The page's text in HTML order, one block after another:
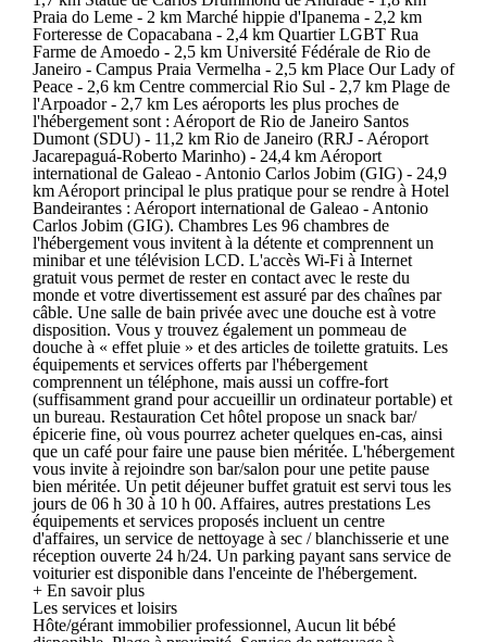
Praia do Leme - 2 km Marché hippie d'Ipanema - 2,2 km
Forteresse de Copacabana - 2,4 km Quartier LGBT Rua
Farme de Amoedo - 2,5 km Université Fédérale de Rio de
Janeiro - Campus Praia Vermelha - 2,5 km Place Our Lady of
Peace - 2,6 km Centre commercial Rio Sul - 2,7 km Plage de
l'Arpoador - 2,7 km Les aéroports les plus proches de
l'hébergement sont : Aéroport de Rio de Janeiro Santos
Dumont (SDU) - 11,2 km Rio de Janeiro (RRJ - Aéroport
Jacarepaguá-Roberto Marinho) - 24,4 km Aéroport
international de Galeao - Antonio Carlos Jobim (GIG) - 24,9
km Aéroport principal le plus pratique pour se rendre à Hotel
Bandeirantes : Aéroport international de Galeao - Antonio
Carlos Jobim (GIG). Chambres Les 96 chambres de
l'hébergement vous invitent à la détente et comprennent un
minibar et une télévision LCD. L'accès Wi-Fi à Internet
gratuit vous permet de rester en contact avec le reste du
monde et votre divertissement est assuré par des chaînes par
câble. Une salle de bain privée avec une douche est à votre
disposition. Vous y trouvez également un pommeau de
douche à « effet pluie » et des articles de toilette gratuits. Les
équipements et services offerts par l'hébergement
comprennent un téléphone, mais aussi un coffre-fort
(suffisamment grand pour accueillir un ordinateur portable) et
un bureau. Restauration Cet hôtel propose un snack bar/
épicerie fine, où vous pourrez acheter quelques en-cas, ainsi
que un café pour faire une pause bien méritée. L'hébergement
vous invite à rejoindre son bar/salon pour une petite pause
bien méritée. Un petit déjeuner buffet gratuit est servi tous les
jours de 06 h 30 à 10 h 00. Affaires, autres prestations Les
équipements et services proposés incluent un centre
d'affaires, un service de nettoyage à sec / blanchisserie et une
réception ouverte 24 h/24. Un parking payant sans service de
voiturier est disponible dans l'enceinte de l'hébergement.
+ En savoir plus
Les services et loisirs
Hôte/gérant immobilier professionnel, Aucun lit bébé